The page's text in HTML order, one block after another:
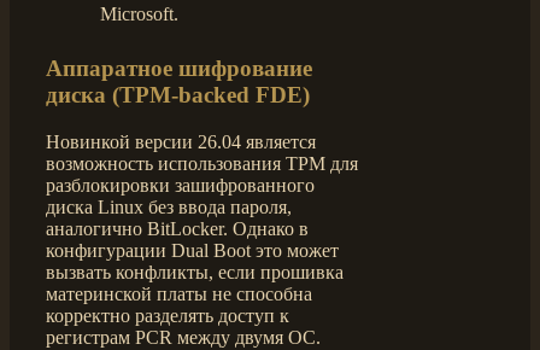
Microsoft.
Аппаратное шифрование
диска (TPM-backed FDE)
Новинкой версии 26.04 является
возможность использования TPM для
разблокировки зашифрованного
диска Linux без ввода пароля,
аналогично BitLocker. Однако в
конфигурации Dual Boot это может
вызвать конфликты, если прошивка
материнской платы не способна
корректно разделять доступ к
регистрам PCR между двумя ОС.